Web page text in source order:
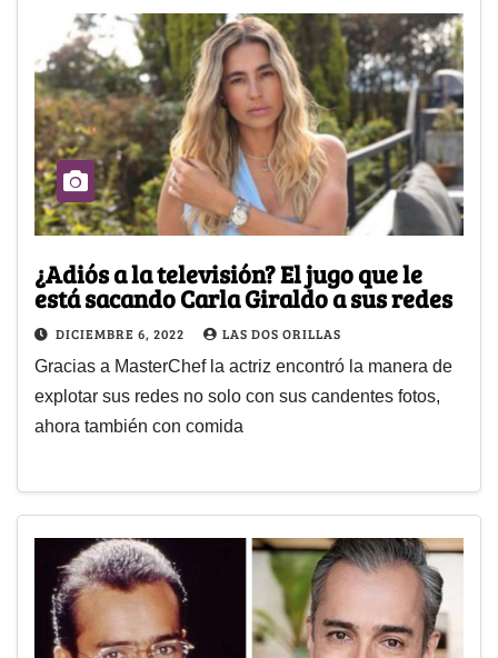
¿Adiós a la televisión? El jugo que le
está sacando Carla Giraldo a sus redes
DICIEMBRE 6, 2022 LAS DOS ORILLAS
Gracias a MasterChef la actriz encontró la manera de
explotar sus redes no solo con sus candentes fotos,
ahora también con comida